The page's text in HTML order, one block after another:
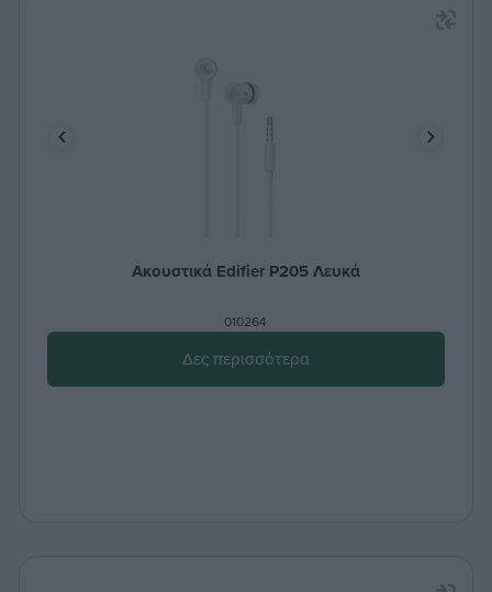
Ακουστικά Edifier P205 Λευκά
010264
Δες περισσότερα